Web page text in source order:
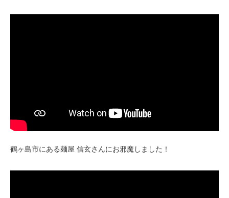
鶴ヶ島市にある麺屋 信玄さんにお邪魔しました！